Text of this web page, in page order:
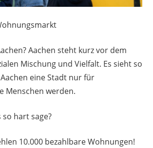
Aachen steht kurz vor dem
Mischung und Vielfalt. Es sieht so
eine Stadt nur für
Menschen werden.
hart sage?
10.000 bezahlbare Wohnungen!